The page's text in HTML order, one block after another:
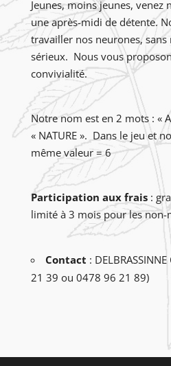
Jeunes, moins jeunes,
une après-midi de détente.
travailler nos neurones, sans
sérieux. Nous vous
convivialité.
Notre nom est en 2 mots : «
« NATURE ». Dans le jeu et
même valeur = 6
Participation aux frais:
limité à 3 mois pour les non-
Contact :
21 39 ou 0478 96 21 89)